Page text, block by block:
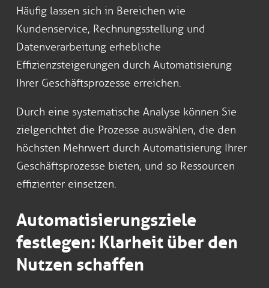
Häufig lassen sich in Bereichen wie
Kundenservice, Rechnungsstellung und
Datenverarbeitung erhebliche
Effizienzsteigerungen durch Automatisierung
Ihrer Geschäftsprozesse erreichen.
Durch eine systematische Analyse können Sie
zielgerichtet die Prozesse auswählen, die den
höchsten Mehrwert durch Automatisierung Ihrer
Geschäftsprozesse bieten, und so Ressourcen
effizienter einsetzen.
Automatisierungsziele
festlegen: Klarheit über den
Nutzen schaffen